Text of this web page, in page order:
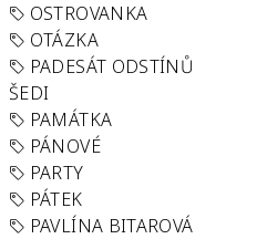
OSTROVANKA
OTÁZKA
PADESÁT ODSTÍNŮ
ŠEDI
PAMÁTKA
PÁNOVÉ
PARTY
PÁTEK
PAVLÍNA BITAROVÁ